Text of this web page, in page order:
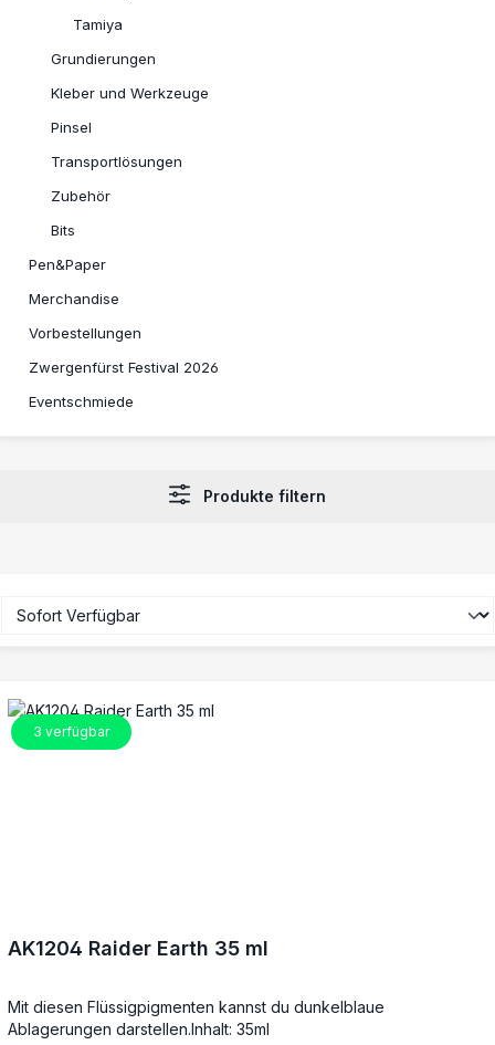
Tamiya
Grundierungen
Kleber und Werkzeuge
Pinsel
Transportlösungen
Zubehör
Bits
Pen&Paper
Merchandise
Vorbestellungen
Zwergenfürst Festival 2026
Eventschmiede
Produkte filtern
3 verfügbar
AK1204 Raider Earth 35 ml
Mit diesen Flüssigpigmenten kannst du dunkelblaue
Ablagerungen darstellen.Inhalt: 35ml